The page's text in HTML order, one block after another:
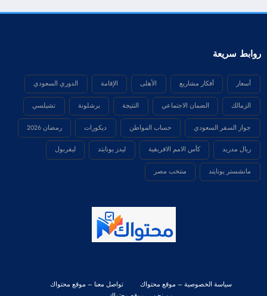
الزمالك الضمان الاجتماعي تشيلسي
جواز السفر السعودي حساب المواطن ديكورات رمضان 2026
ريال مدريد كأس الامم الافريقية ليدز يونايتد ليفربول
مانشستر يونايتد منتخب مصر
محتواك